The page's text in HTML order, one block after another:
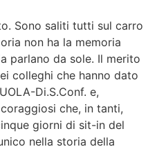
Sono saliti tutti sul carro
non ha la memoria
parlano da sole. Il merito
colleghi che hanno dato
Di.S.Conf. e,
che, in tanti,
giorni di sit-in del
nella storia della